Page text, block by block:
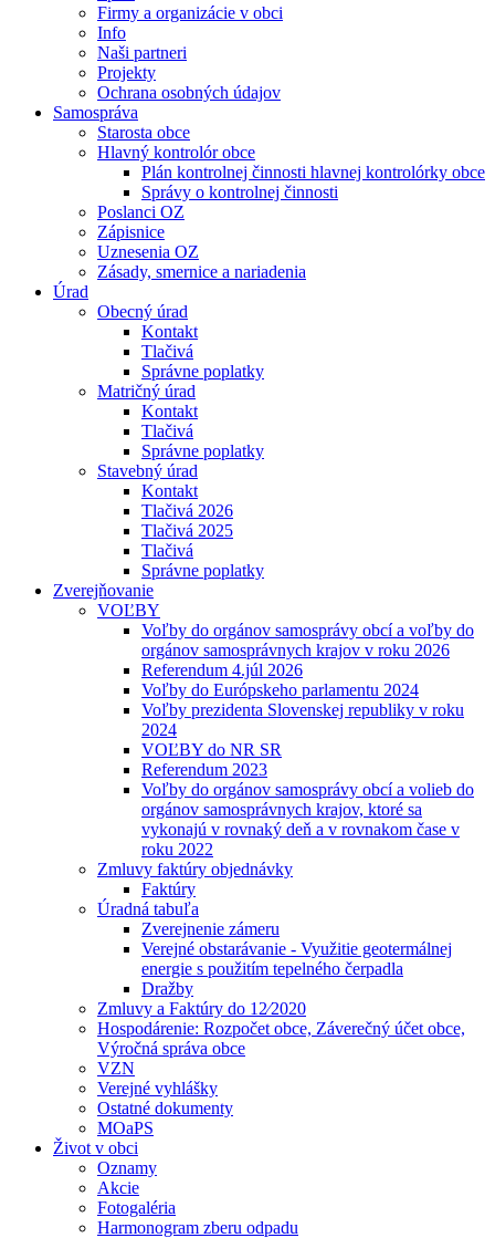
Firmy a organizácie v obci
Info
Naši partneri
Projekty
Ochrana osobných údajov
Samospráva
Starosta obce
Hlavný kontrolór obce
Plán kontrolnej činnosti hlavnej kontrolórky obce
Správy o kontrolnej činnosti
Poslanci OZ
Zápisnice
Uznesenia OZ
Zásady, smernice a nariadenia
Úrad
Obecný úrad
Kontakt
Tlačivá
Správne poplatky
Matričný úrad
Kontakt
Tlačivá
Správne poplatky
Stavebný úrad
Kontakt
Tlačivá 2026
Tlačivá 2025
Tlačivá
Správne poplatky
Zverejňovanie
VOĽBY
Voľby do orgánov samosprávy obcí a voľby do
orgánov samosprávnych krajov v roku 2026
Referendum 4.júl 2026
Voľby do Európskeho parlamentu 2024
Voľby prezidenta Slovenskej republiky v roku
2024
VOĽBY do NR SR
Referendum 2023
Voľby do orgánov samosprávy obcí a volieb do
orgánov samosprávnych krajov, ktoré sa
vykonajú v rovnaký deň a v rovnakom čase v
roku 2022
Zmluvy faktúry objednávky
Faktúry
Úradná tabuľa
Zverejnenie zámeru
Verejné obstarávanie - Využitie geotermálnej
energie s použitím tepelného čerpadla
Dražby
Zmluvy a Faktúry do 12⁄2020
Hospodárenie: Rozpočet obce, Záverečný účet obce,
Výročná správa obce
VZN
Verejné vyhlášky
Ostatné dokumenty
MOaPS
Život v obci
Oznamy
Akcie
Fotogaléria
Harmonogram zberu odpadu